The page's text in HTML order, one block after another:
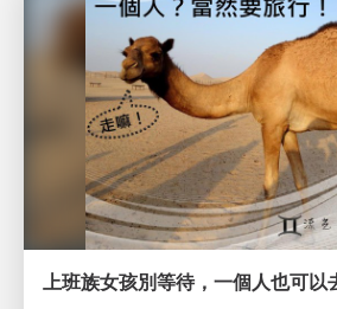
上班族女孩別等待，一個人也可以